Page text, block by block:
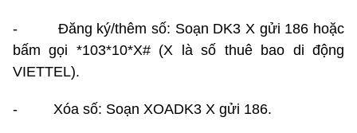
- Đăng ký/thêm số: Soạn DK3 X gửi 186 hoặc
bấm gọi *103*10*X# (X là số thuê bao di động
VIETTEL).
- Xóa số: Soạn XOADK3 X gửi 186.